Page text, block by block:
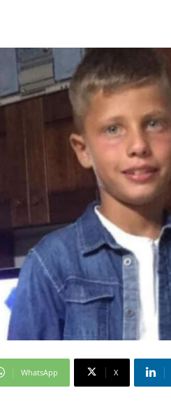
WhatsApp X